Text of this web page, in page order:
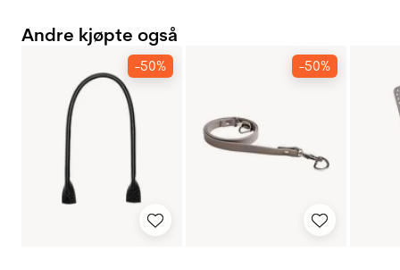
Andre kjøpte også
-50% -50%